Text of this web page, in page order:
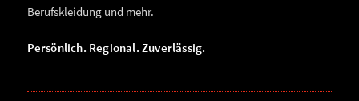
Berufskleidung und mehr.
Persönlich. Regional. Zuverlässig.